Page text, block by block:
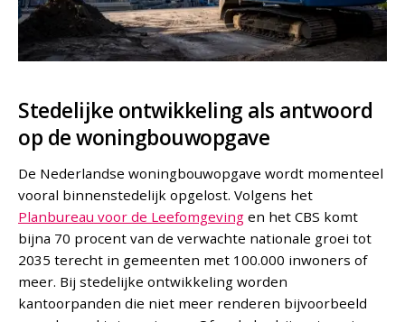
Stedelijke ontwikkeling als antwoord
op de woningbouwopgave
De Nederlandse woningbouwopgave wordt momenteel
vooral binnenstedelijk opgelost. Volgens het
Planbureau voor de Leefomgeving en het CBS komt
bijna 70 procent van de verwachte nationale groei tot
2035 terecht in gemeenten met 100.000 inwoners of
meer. Bij stedelijke ontwikkeling worden
kantoorpanden die niet meer renderen bijvoorbeeld